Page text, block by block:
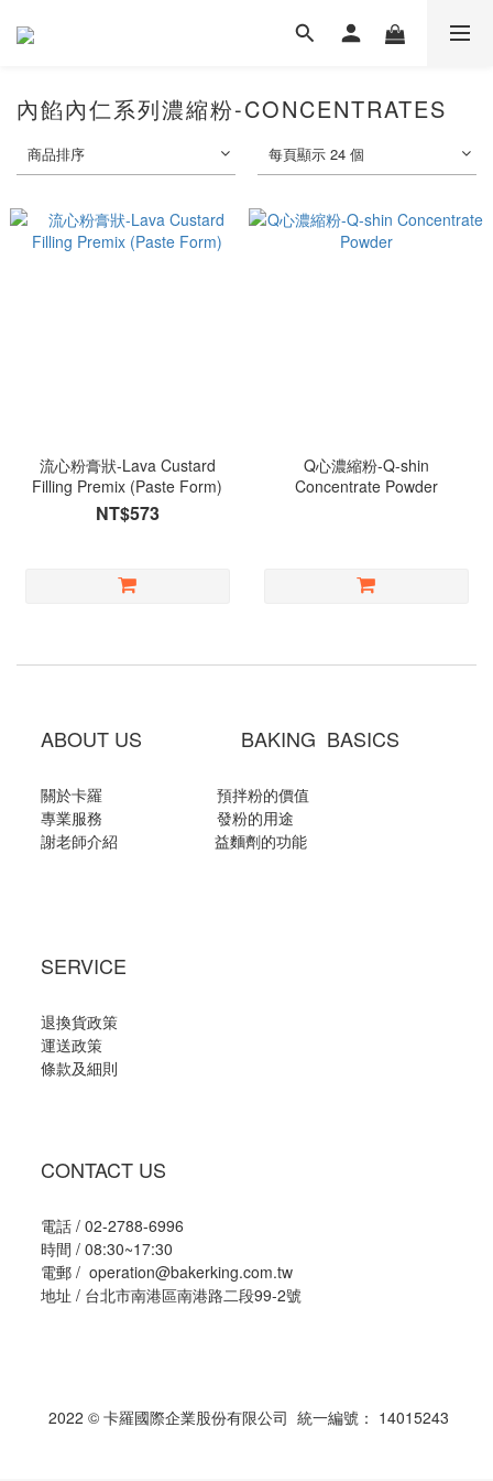
內餡內仁系列濃縮粉-CONCENTRATES
商品排序 每頁顯示 24 個
流心粉膏狀-Lava Custard
Filling Premix (Paste Form)
NT$573
Q心濃縮粉-Q-shin
Concentrate Powder
ABOUT US BAKING BASICS
關於卡羅
預拌粉的價值
專業服務
發粉的用途
謝老師介紹
益麵劑的功能
SERVICE
退換貨政策
運送政策
條款及細則
CONTACT US
電話 / 02-2788-6996
時間 / 08:30~17:30
電郵 / operation@bakerking.com.tw
地址 / 台北市南港區南港路二段99-2號
2022 © 卡羅國際企業股份有限公司 統一編號： 14015243